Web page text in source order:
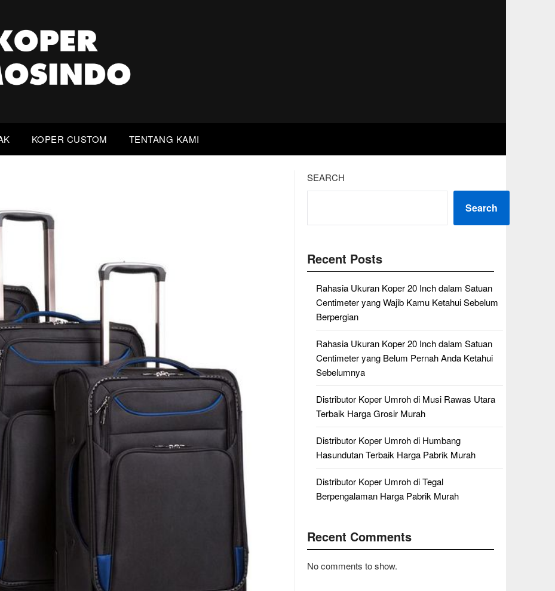
KOPER CUSTOM TENTANG KAMI
SEARCH
Search
Recent Posts
Rahasia Ukuran Koper 20 Inch dalam Satuan
Centimeter yang Wajib Kamu Ketahui Sebelum
Berpergian
Rahasia Ukuran Koper 20 Inch dalam Satuan
Centimeter yang Belum Pernah Anda Ketahui
Sebelumnya
Distributor Koper Umroh di Musi Rawas Utara
Terbaik Harga Grosir Murah
Distributor Koper Umroh di Humbang
Hasundutan Terbaik Harga Pabrik Murah
Distributor Koper Umroh di Tegal
Berpengalaman Harga Pabrik Murah
Recent Comments
No comments to show.